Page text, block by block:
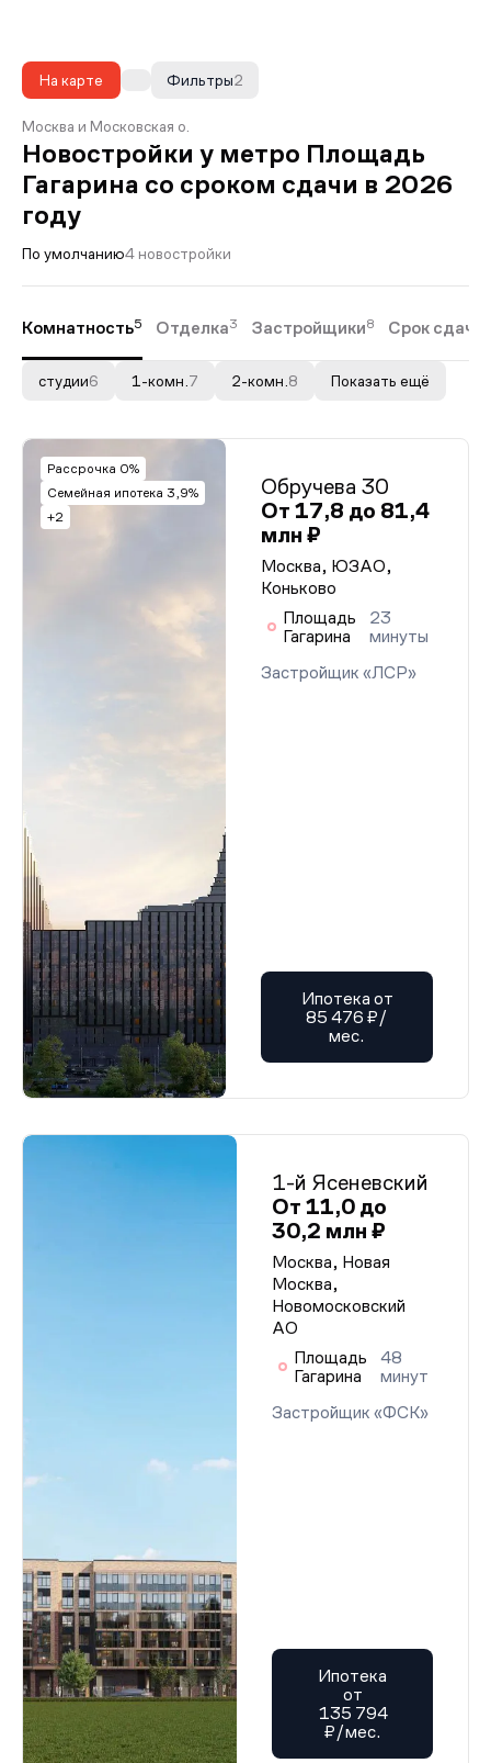
На карте 2
Фильтры
Москва и Московская о.
Новостройки у метро Площадь
Гагарина со сроком сдачи в 2026
году
По умолчанию4 новостройки
Комнатность5 Отделка3 Застройщики8 Срок сдачи
студии6 1-комн. 7 2-комн. 8 Показать ещё
Рассрочка 0%
Семейная ипотека 3,9%
+2
Обручева 30
От 17,8 до 81,4
млн ₽
Москва, ЮЗАО,
Коньково
Площадь
Гагарина
23
минуты
Застройщик «ЛСР»
Ипотека от
85 476 ₽/
мес.
1-й Ясеневский
От 11,0 до
30,2 млн ₽
Москва, Новая
Москва,
Новомосковский
АО
Площадь
Гагарина
48
минут
Застройщик «ФСК»
Ипотека
от
135 794
₽/мес.